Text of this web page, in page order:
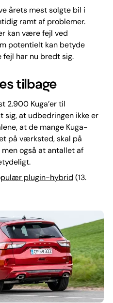
årets mest solgte bil i
ramt af problemer.
kan være fejl ved
potentielt kan betyde
fejl har nu bredt sig.
tilbage
2.900 Kuga’er til
sig, at udbedringen ikke er
at de mange Kuga-
på værksted, skal på
også at antallet af
plugin-hybrid (13.